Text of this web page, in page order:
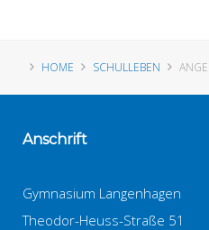
HOME SCHULLEBEN
Anschrift
Gymnasium Langenhagen
Theodor-Heuss-Straße 51